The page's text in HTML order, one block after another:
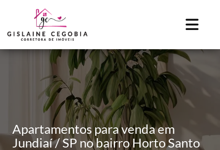
Apartamentos para venda em
Jundiaí / SP no bairro Horto Santo